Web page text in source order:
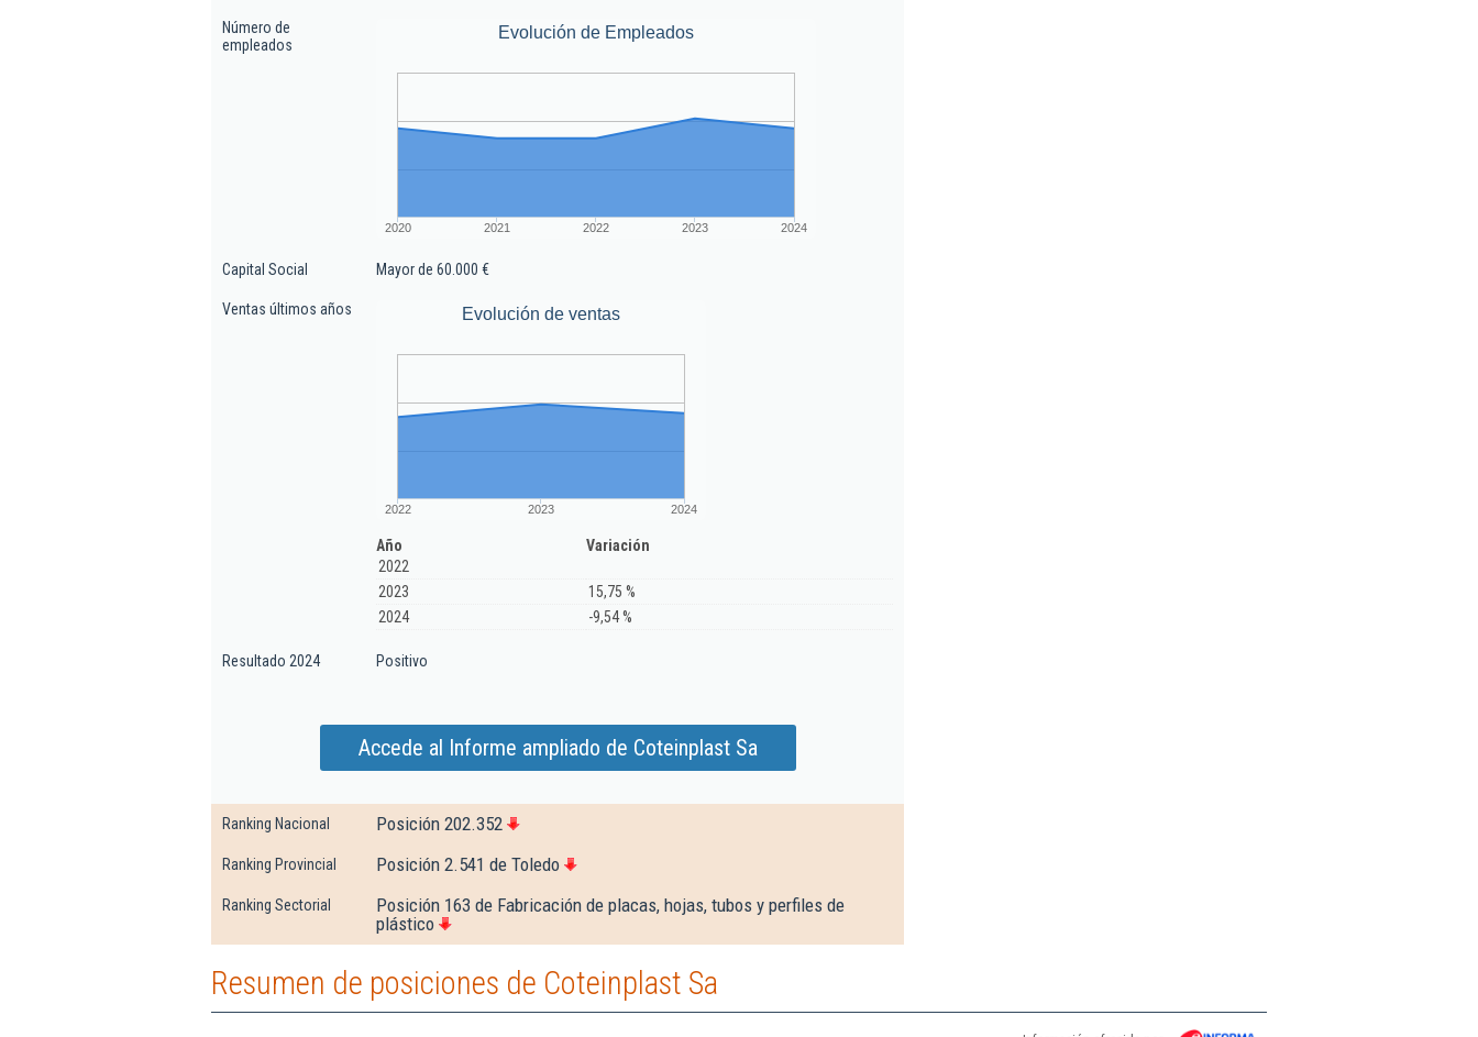
Número de
empleados
Evolución de Empleados
2020 2021 2022 2023 2024
Capital Social Mayor de 60.000 €
Ventas últimos años Evolución de ventas
2022 2023 2024
Año
Variación
2022
2023
15,75 %
2024
-9,54 %
Resultado 2024 Positivo
Accede al Informe ampliado de Coteinplast Sa
Ranking Nacional Posición 202.352
Ranking Provincial Posición 2.541 de Toledo
Ranking Sectorial
Posición 163 de Fabricación de placas, hojas, tubos y perfiles de
plástico
Resumen de posiciones de Coteinplast Sa